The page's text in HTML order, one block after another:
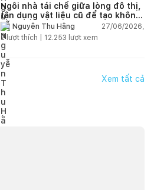
Ngôi nhà tái chế giữa lòng đô thị,
tận dụng vật liệu cũ để tạo không
gian sống linh hoạt
Nguyễn Thu Hằng
27/06/2026,
2lượt thích | 12.253 lượt xem
Xem tất cả